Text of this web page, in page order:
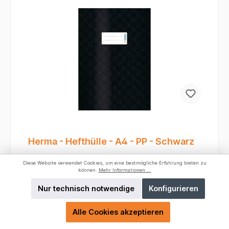
rutscht nicht so leicht vom Schultisch.
Herma - Hefthülle - A4 - PP - Schwarz
Gerade in der Schule sind Heftumschläge
unverzichtbar, um die Hefte vor Abnutzung,
Schmutz und Eselsohren zu schützen. Die Herma
Heftumschläge A4 aus Plastik sind hierfür eine
Diese Website verwendet Cookies, um eine bestmögliche Erfahrung bieten zu
können.
Mehr Informationen ...
Nur technisch notwendige Konfigurieren
Alle Cookies akzeptieren